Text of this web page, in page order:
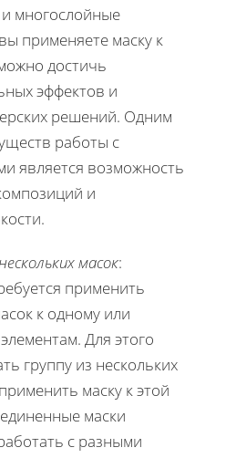
многослойные
применяете маску к
достичь
эффектов и
решений. Одним
работы с
является возможность
и
масок:
применить
к одному или
Для этого
группу из нескольких
маску к этой
маски
с разными